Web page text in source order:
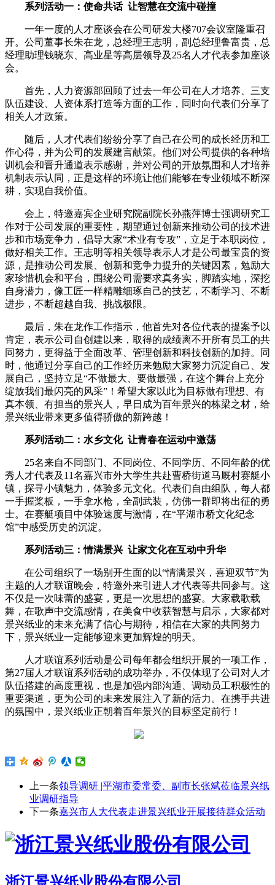
系列活动一：使命共话 让智慧在交流中碰撞
一年一度的人才座谈会在公司研发大楼707会议室隆重召
开。公司董事长朱在龙，总经理王志明，副总经理鲁富贵，总
经理助理钱晓东、高业星等高层领导及25名人才代表参加座谈
会。
首先，人力资源部回顾了过去一年公司在人才培养、三支
队伍建设、人资体系打造等方面的工作，同时向代表们分享了
相关人才政策。
随后，人才代表们纷纷分享了自己在公司的成长经历和工
作心得，并为公司的发展建言献策。他们对公司提供的各种培
训机会和晋升通道表示感谢，并对公司的开放氛围和人才培养
机制表示认同，正是这样的环境让他们能够在专业领域不断深
耕，实现自我价值。
会上，特邀嘉宾企业研究院副院长孙燕萍博士强调研究工
作对于公司发展的重要性，期望通过创新来推动公司的技术进
步和市场竞争力，倡导大家“术业有专攻”，立足于本职岗位，
做好相关工作。王志明等相关领导表示人才是公司最宝贵的资
源，是推动公司发展、创新和竞争力提升的关键因素，勉励大
家珍惜机会和平台，围绕公司需要求真务实，脚踏实地，深挖
自身潜力，像工匠一样精雕细琢自己的技艺，不断学习、不断
进步，不断超越自我、挑战极限。
最后，朱在龙作工作指示，他首先对各位代表的提案予以
肯定，表示公司自创建以来，取得的成绩离不开所有员工的共
同努力，更得益于全面改革、管理创新和科技创新的加持。同
时，他通过分享自己的工作经历来勉励大家努力沉淀自己、发
展自己，坚持立足“不做最大、要做最强，在这个舞台上充分
绽放我们最闪亮的风采”！希望大家以此为目标做有理想、有
真本领、有担当的景兴人，早日成为百年景兴的栋梁之材，给
景兴纸业带来更多值得骄傲的新跨越！
系列活动二：水乡文化 让青春在运动中激荡
25名来自不同部门、不同岗位、不同学历、不同年龄的优
秀人才代表及11名嘉兴市外大学生共赴曹桥街道马厩村赛艇小
镇，探寻小镇魅力，体验多元文化。代表们自由组队，每人都
一手握桨板，一手拿水枪，全副武装，仿佛一群即将出征的勇
士。在赛艇项目中体验速度与激情，在“平湖市桥文化纪念
馆”中感受历史的沉淀。
系列活动三：情满景兴 让家文化在互动中升华
在公司组织了一场别开生面的以“情满景兴，喜迎双节”为
主题的人才联谊晚会，特邀外来引进人才代表等共同参与。这
不仅是一次味蕾的盛宴，更是一次思想的盛宴。大家载歌载
舞，在歌声中交流感情，在美食中收获智慧与启示，大家都对
景兴纸业的未来充满了信心与期待，相信在大家的共同努力
下，景兴纸业一定能够迎来更加辉煌的明天。
人才联谊系列活动是公司每年都会组织开展的一项工作，
第27届人才联谊系列活动的成功举办，不仅体现了公司对人才
队伍搭建的高度重视，也是加强内部沟通、调动员工积极性的
重要渠道，更为公司的未来发展注入了新的活力。在携手共进
的氛围中，景兴纸业正朝着百年景兴的目标坚定前行！
上一条领导调研 |平湖市委常委、副市长张斌莅临景兴纸
业调研指导
下一条嘉兴市人大代表走进景兴纸业开展接待群众活动
浙江景兴纸业股份有限公司